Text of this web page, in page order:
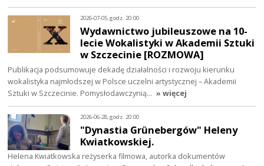
2026-07-05, godz. 20:00
Wydawnictwo jubileuszowe na 10-
lecie Wokalistyki w Akademii Sztuki
w Szczecinie [ROZMOWA]
Publikacja podsumowuje dekadę działalności i rozwoju kierunku
wokalistyka najmłodszej w Polsce uczelni artystycznej – Akademii
Sztuki w Szczecinie. Pomysłodawczynią… » więcej
2026-06-28, godz. 20:00
"Dynastia Grünebergów" Heleny
Kwiatkowskiej.
Helena Kwiatkowska reżyserka filmowa, autorka dokumentów